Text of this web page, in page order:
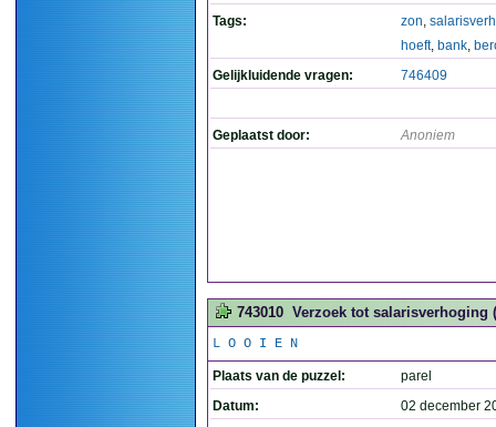
Tags:
zon,
hoeft, bank,
Gelijkluidende vragen:
746409
Geplaatst door: Anoniem
743010 Verzoek tot salarisverhoging
L O O I E N
Plaats van de puzzel:
parel
Datum:
02 december